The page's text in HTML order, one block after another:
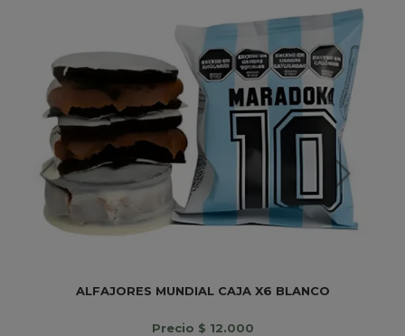
ALFAJORES MUNDIAL CAJA X6 BLANCO
Precio $ 12.000